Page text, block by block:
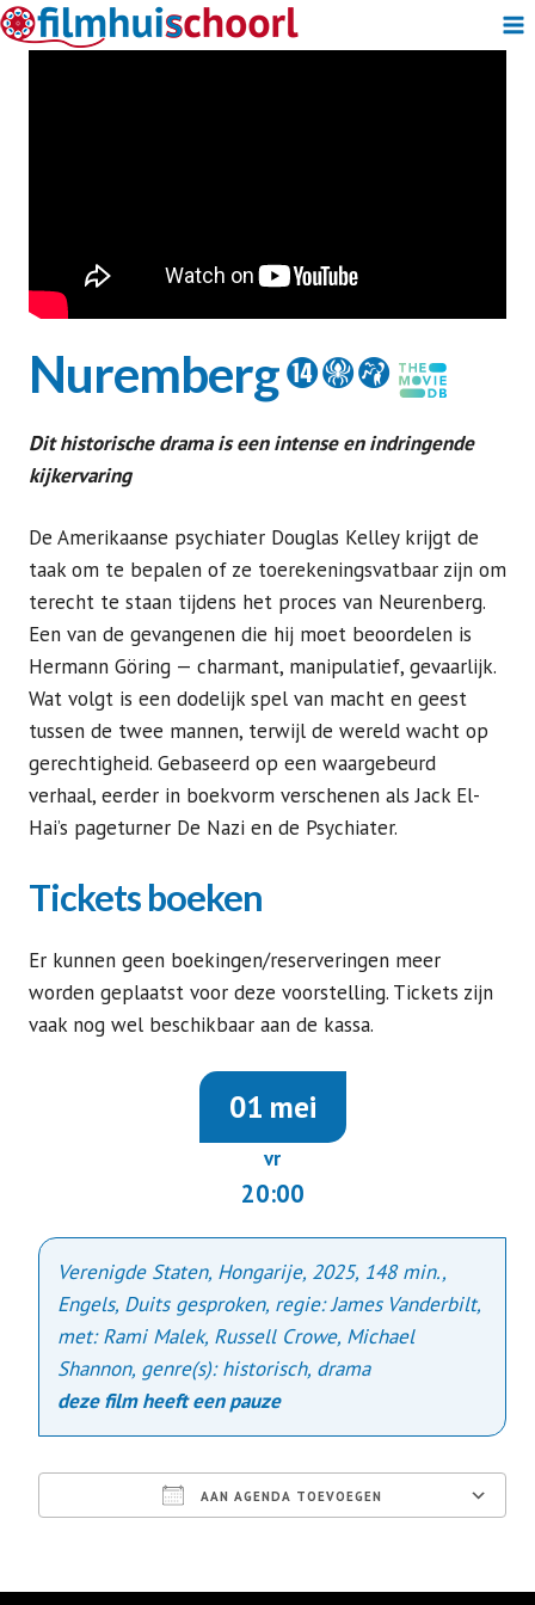
Doorgaan
naar
Nuremberg5 a t
Dit historische drama is een intense en indringende
kijkervaring
De Amerikaanse psychiater Douglas Kelley krijgt de
taak om te bepalen of ze toerekeningsvatbaar zijn om
terecht te staan tijdens het proces van Neurenberg.
Een van de gevangenen die hij moet beoordelen is
Hermann Göring — charmant, manipulatief, gevaarlijk.
Wat volgt is een dodelijk spel van macht en geest
tussen de twee mannen, terwijl de wereld wacht op
gerechtigheid. Gebaseerd op een waargebeurd
verhaal, eerder in boekvorm verschenen als Jack El-
Hai’s pageturner De Nazi en de Psychiater.
Tickets boeken
Er kunnen geen boekingen/reserveringen meer
worden geplaatst voor deze voorstelling. Tickets zijn
vaak nog wel beschikbaar aan de kassa.
01 mei
vr
20:00
Verenigde Staten, Hongarije, 2025, 148 min.,
Engels, Duits gesproken, regie: James Vanderbilt,
met: Rami Malek, Russell Crowe, Michael
Shannon, genre(s): historisch, drama
deze film heeft een pauze
AAN AGENDA TOEVOEGEN